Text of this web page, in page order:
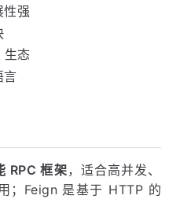
性强
态
言
RPC 框架，适合高并发、
；Feign 是基于 HTTP 的